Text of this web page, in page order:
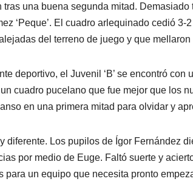
una buena segunda mitad. Demasiado
‘Peque’. El cuadro arlequinado cedió
del terreno de juego y que
deportivo, el Juvenil ‘B’ se encontró
cuadro pucelano que fue mejor que los
en una primera mitad para olvidar y
diferente. Los pupilos de Ígor Fernández
por medio de Euge. Faltó suerte y
para un equipo que necesita pronto